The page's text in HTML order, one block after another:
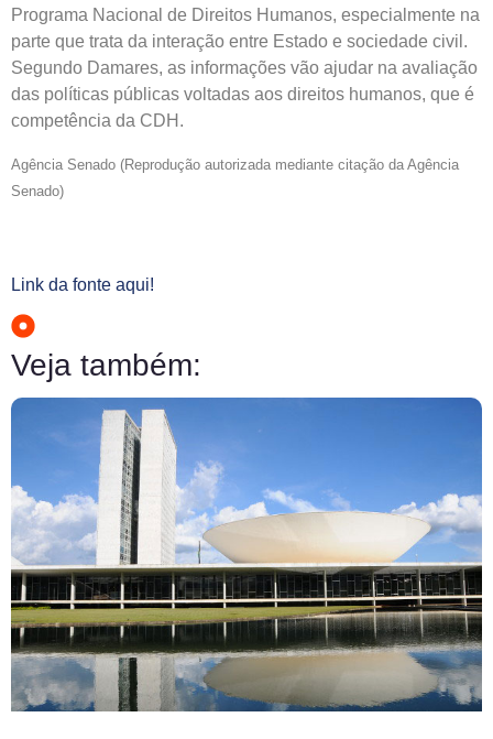
Programa Nacional de Direitos Humanos, especialmente na
parte que trata da interação entre Estado e sociedade civil.
Segundo Damares, as informações vão ajudar na avaliação
das políticas públicas voltadas aos direitos humanos, que é
competência da CDH.
Agência Senado (Reprodução autorizada mediante citação da Agência
Senado)
Link da fonte aqui!
Veja também: